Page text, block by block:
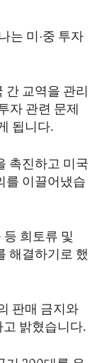
는 미·중 투자
교역을 관리
자 관련 문제
됩니다.
촉진하고 미국
를 이끌어냈습
희토류 및
해결하기로 했
판매 금지와
밝혔습니다.